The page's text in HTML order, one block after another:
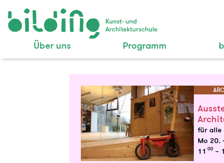
Über uns Programm
für alle
Mo 20.
11 00 –